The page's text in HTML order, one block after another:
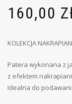
160,00
KOLEKCJA
Patera wykonana z
z efektem
Idealna do